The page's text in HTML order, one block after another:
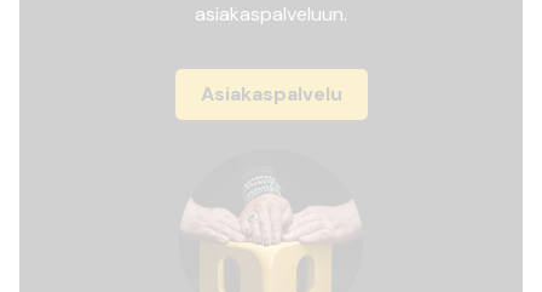
asiakaspalveluun.
Asiakaspalvelu